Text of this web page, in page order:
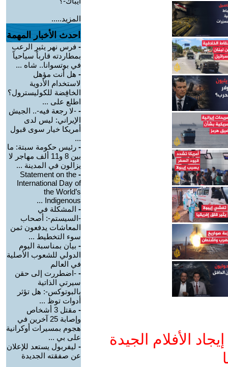
الأفلام الجيدة
المزيد.....
احدث الأخبار المهمة
- فرس نهر يثير الرعب
بمطاردته قارباً سياحياً
في بوتسوانا.. شاه ...
- هل أنت مؤهل
لاستخدام الأدوية
الخافِضة للكوليسترول؟
اطلع على ...
- -لا رجعة فيه-.. الجيش
الإيراني: ليس لدى
أمريكا خيار سوى قبول
...
- رئيس حكومة سبتة: ما
بين 8 و11 ألف مهاجر لا
يزالون في المدينة ...
-
Statement on the
International Day of
the World’s
Indigenous ...
- المشكلة في
-السيستم-: أصحاب
المعاشات يدفعون ثمن
سوء التخطيط ...
- بيان بمناسبة اليوم
الدولي للشعوب الأصلية
في العالم
- -اضطررت إلى حقن
سيرتي الذاتية
بالبوتوكس-: هل تؤثر
أدوات توظ ...
-
مقتل 3 أشخاص
وإصابة 25 آخرين في
هجوم بمسيرات أوكرانية
على بي ...
- ليفربول يستعد للإعلان
عن صفقته الجديدة